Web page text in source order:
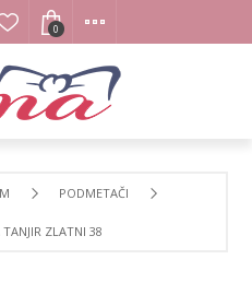
0
PODMETAČI
ZLATNI 38 CM